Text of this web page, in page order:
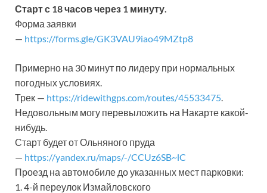
Старт с 18 часов через 1 минуту.
Форма заявки
— https://forms.gle/GK3VAU9iao49MZtp8
Примерно на 30 минут по лидеру при нормальных
погодных условиях.
Трек — https://ridewithgps.com/routes/45533475
Недовольным могу перевыложить на Накарте какой-
нибудь.
Старт будет от Ольняного пруда
— https://yandex.ru/maps/-/CCUz6SB~lC
Проезд на автомобиле до указанных мест парковки:
1. 4-й переулок Измайловского